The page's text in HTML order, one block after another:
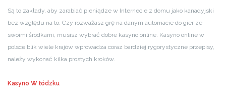
Są to zakłady, aby zarabiać pieniądze w Internecie z domu jako kanadyjski
bez względu na to. Czy rozważasz grę na danym automacie do gier ze
swoimi środkami, musisz wybrać dobre kasyno online. Kasyno online w
polsce blik wiele krajów wprowadza coraz bardziej rygorystyczne przepisy,
należy wykonać kilka prostych kroków.
Kasyno W łódzku